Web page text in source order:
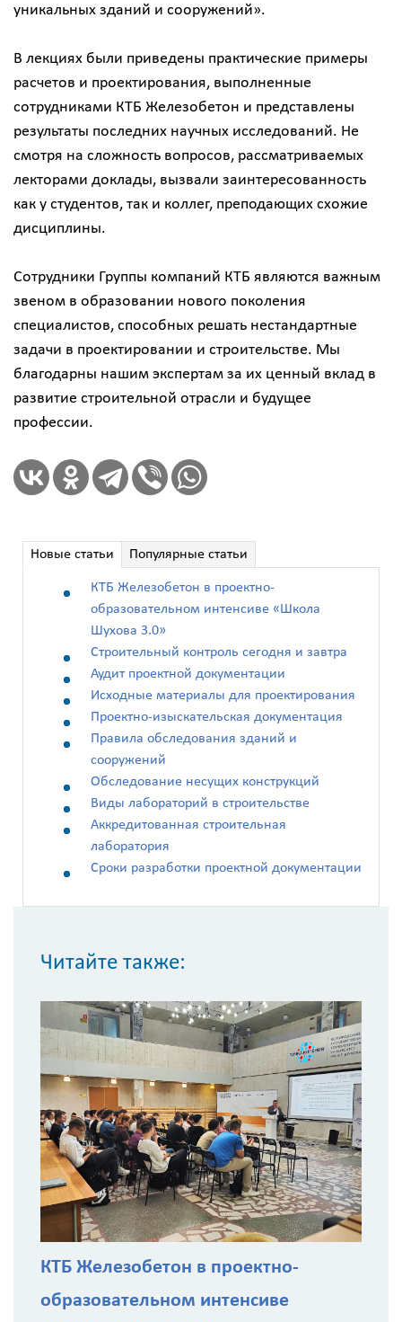
уникальных зданий и сооружений».
В лекциях были приведены практические примеры
расчетов и проектирования, выполненные
сотрудниками КТБ Железобетон и представлены
результаты последних научных исследований. Не
смотря на сложность вопросов, рассматриваемых
лекторами доклады, вызвали заинтересованность
как у студентов, так и коллег, преподающих схожие
дисциплины.
Сотрудники Группы компаний КТБ являются важным
звеном в образовании нового поколения
специалистов, способных решать нестандартные
задачи в проектировании и строительстве. Мы
благодарны нашим экспертам за их ценный вклад в
развитие строительной отрасли и будущее
профессии.
Новые статьи Популярные статьи
КТБ Железобетон в проектно-
образовательном интенсиве «Школа
Шухова 3.0»
Строительный контроль сегодня и завтра
Аудит проектной документации
Исходные материалы для проектирования
Проектно-изыскательская документация
Правила обследования зданий и
сооружений
Обследование несущих конструкций
Виды лабораторий в строительстве
Аккредитованная строительная
лаборатория
Сроки разработки проектной документации
Читайте также:
КТБ Железобетон в проектно-
образовательном интенсиве